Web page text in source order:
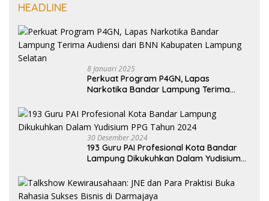
HEADLINE
8 Januari 2025
Perkuat Program P4GN, Lapas
Narkotika Bandar Lampung Terima
Selatan
30 Desember 2024
193 Guru PAI Profesional Kota Bandar
Lampung Dikukuhkan Dalam Yudisium